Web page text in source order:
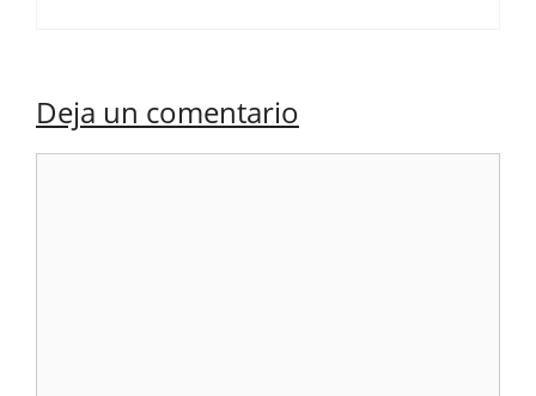
Deja un comentario